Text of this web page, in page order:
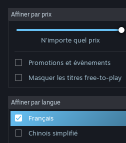
Se connecter
Magasin
À propos
Support
Affiner par prix
N'importe quel prix
Promotions et évènements
Masquer les titres free-to-play
Affiner par langue
Français
Chinois simplifié
Édition : Jogo Joia
Trier par Pertinence